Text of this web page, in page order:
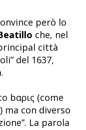
però lo
che, nel
città
del 1637,
bαρις (come
con diverso
La parola